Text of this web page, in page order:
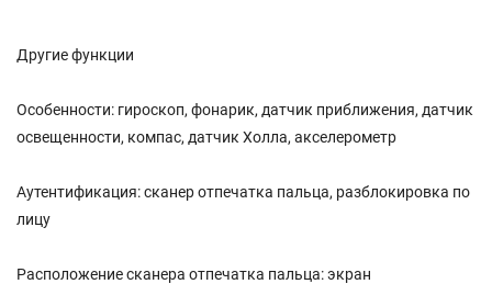
Другие функции
Особенности: гироскоп, фонарик, датчик приближения, датчик
освещенности, компас, датчик Холла, акселерометр
Аутентификация: сканер отпечатка пальца, разблокировка по
лицу
Расположение сканера отпечатка пальца: экран